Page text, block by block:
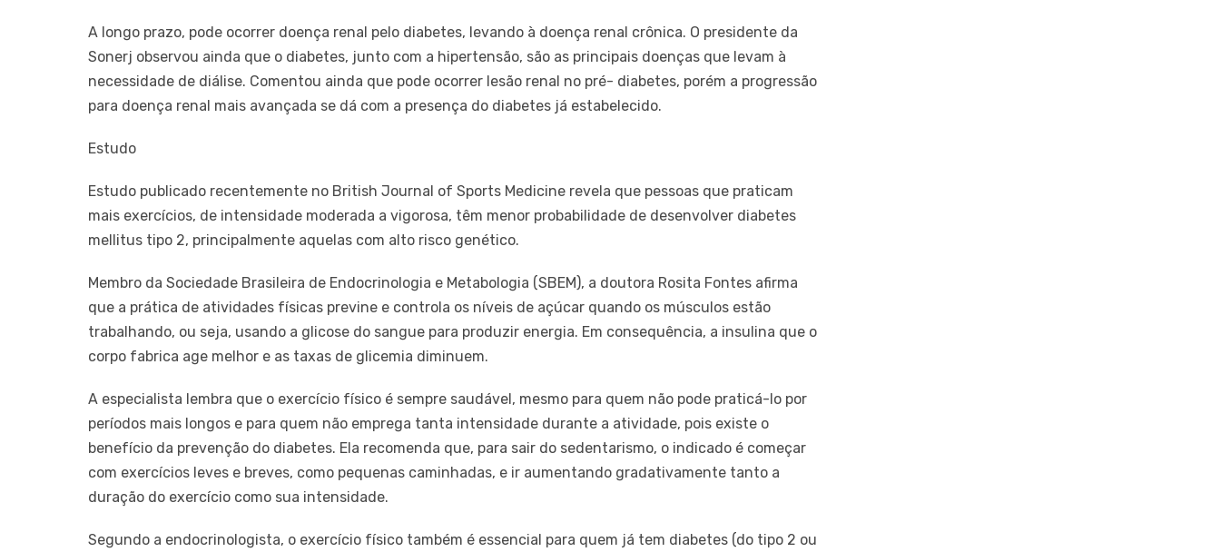
A longo prazo, pode ocorrer doença renal pelo diabetes, levando à doença renal crônica. O presidente da
Sonerj observou ainda que o diabetes, junto com a hipertensão, são as principais doenças que levam à
necessidade de diálise. Comentou ainda que pode ocorrer lesão renal no pré- diabetes, porém a progressão
para doença renal mais avançada se dá com a presença do diabetes já estabelecido.
Estudo
Estudo publicado recentemente no British Journal of Sports Medicine revela que pessoas que praticam
mais exercícios, de intensidade moderada a vigorosa, têm menor probabilidade de desenvolver diabetes
mellitus tipo 2, principalmente aquelas com alto risco genético.
Membro da Sociedade Brasileira de Endocrinologia e Metabologia (SBEM), a doutora Rosita Fontes afirma
que a prática de atividades físicas previne e controla os níveis de açúcar quando os músculos estão
trabalhando, ou seja, usando a glicose do sangue para produzir energia. Em consequência, a insulina que o
corpo fabrica age melhor e as taxas de glicemia diminuem.
A especialista lembra que o exercício físico é sempre saudável, mesmo para quem não pode praticá-lo por
períodos mais longos e para quem não emprega tanta intensidade durante a atividade, pois existe o
benefício da prevenção do diabetes. Ela recomenda que, para sair do sedentarismo, o indicado é começar
com exercícios leves e breves, como pequenas caminhadas, e ir aumentando gradativamente tanto a
duração do exercício como sua intensidade.
Segundo a endocrinologista, o exercício físico também é essencial para quem já tem diabetes (do tipo 2 ou